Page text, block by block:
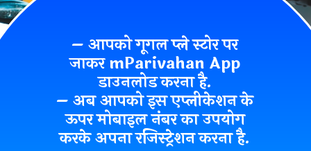
– आपको गूगल प्ले स्टोर पर
जाकरmParivahan App
डाउनलोड करना है.
– अब आपको इस एप्लीकेशन के
ऊपरमोबाइल नंबर का उपयोग
करकेअपना रजिस्ट्रेशन करना है.